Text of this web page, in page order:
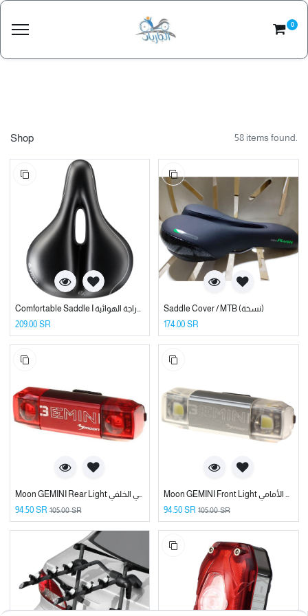
0
Shop 58 items found.
Comfortable Saddle I مقعد سرج مريح للدراجة الهوائية
209.00SR
Saddle Cover / MTB (نسخة)
174.00 SR
Moon GEMINI Rear Light مصباح مون جيمني الخلفي
94.50SR 105.00SR
Moon GEMINI Front Light مصباح مون جيمني الأمامي
94.50 SR 105.00SR